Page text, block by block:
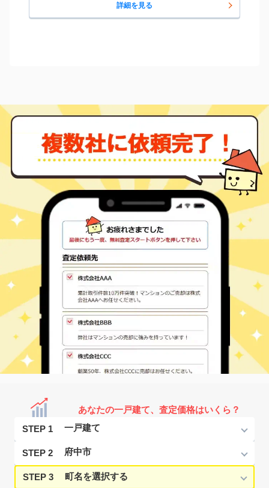
詳細を見る
あなたの一戸建て、査定価格はいくら？
STEP 1
STEP 2
STEP 3